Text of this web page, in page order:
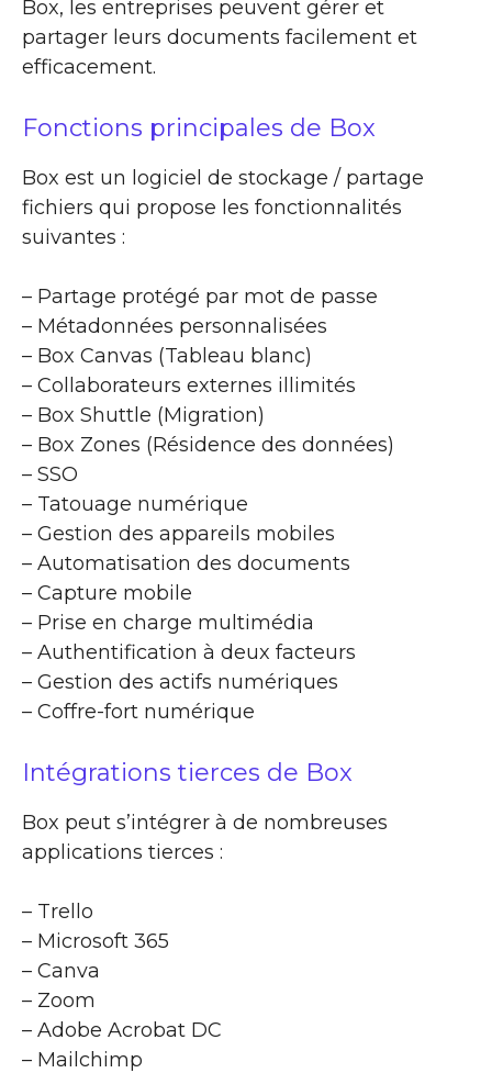
Box, les entreprises peuvent gérer et
partager leurs documents facilement et
efficacement.
Fonctions principales de Box
Box est un logiciel de stockage / partage
fichiers qui propose les fonctionnalités
suivantes :
– Partage protégé par mot de passe
– Métadonnées personnalisées
– Box Canvas (Tableau blanc)
– Collaborateurs externes illimités
– Box Shuttle (Migration)
– Box Zones (Résidence des données)
– SSO
– Tatouage numérique
– Gestion des appareils mobiles
– Automatisation des documents
– Capture mobile
– Prise en charge multimédia
– Authentification à deux facteurs
– Gestion des actifs numériques
– Coffre-fort numérique
Intégrations tierces de Box
Box peut s’intégrer à de nombreuses
applications tierces :
– Trello
– Microsoft 365
– Canva
– Zoom
– Adobe Acrobat DC
– Mailchimp